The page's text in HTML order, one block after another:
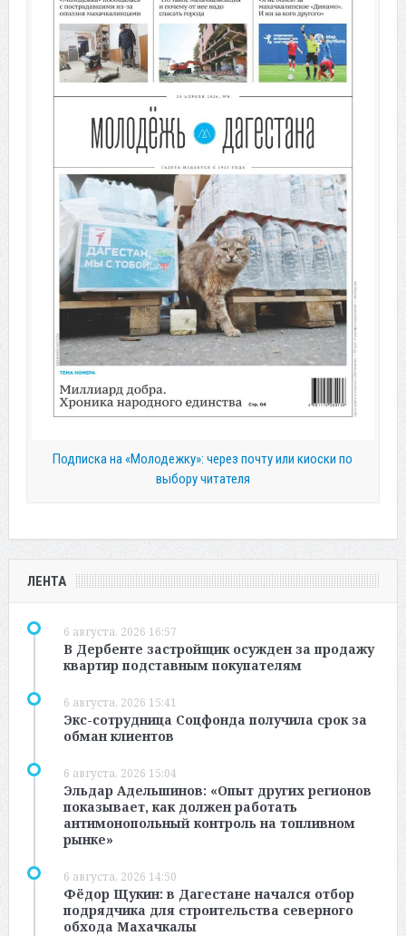
Подписка на «Молодежку»: через почту или киоски по
выбору читателя
ЛЕНТА
6 августа, 2026 16:57
В Дербенте застройщик осужден за продажу
квартир подставным покупателям
6 августа, 2026 15:41
Экс-сотрудница Соцфонда получила срок за
обман клиентов
6 августа, 2026 15:04
Эльдар Адельшинов: «Опыт других регионов
показывает, как должен работать
антимонопольный контроль на топливном
рынке»
6 августа, 2026 14:50
Фёдор Щукин: в Дагестане начался отбор
подрядчика для строительства северного
обхода Махачкалы